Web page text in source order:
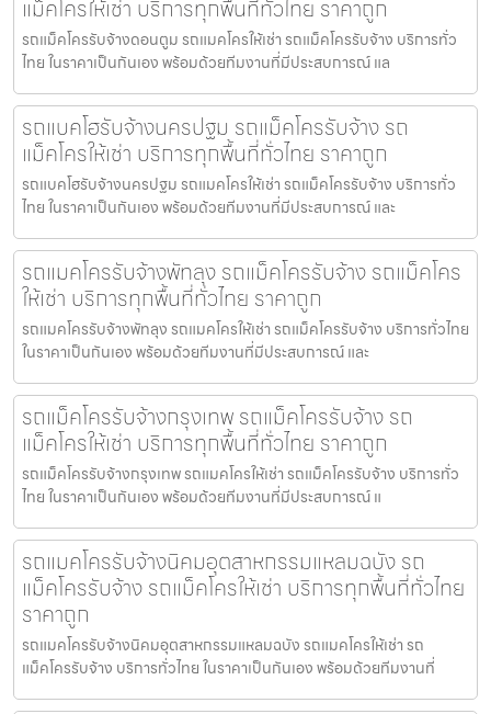
แม็คโครให้เช่า บริการทุกพื้นที่ทั่วไทย ราคาถูก
รถแม็คโครรับจ้างดอนตูม รถแมคโครให้เช่า รถแม็คโครรับจ้าง บริการทั่ว
ไทย ในราคาเป็นกันเอง พร้อมด้วยทีมงานที่มีประสบการณ์ แล
รถแบคโฮรับจ้างนครปฐม รถแม็คโครรับจ้าง รถ
แม็คโครให้เช่า บริการทุกพื้นที่ทั่วไทย ราคาถูก
รถแบคโฮรับจ้างนครปฐม รถแมคโครให้เช่า รถแม็คโครรับจ้าง บริการทั่ว
ไทย ในราคาเป็นกันเอง พร้อมด้วยทีมงานที่มีประสบการณ์ และ
รถแมคโครรับจ้างพัทลุง รถแม็คโครรับจ้าง รถแม็คโคร
ให้เช่า บริการทุกพื้นที่ทั่วไทย ราคาถูก
รถแมคโครรับจ้างพัทลุง รถแมคโครให้เช่า รถแม็คโครรับจ้าง บริการทั่วไทย
ในราคาเป็นกันเอง พร้อมด้วยทีมงานที่มีประสบการณ์ และ
รถแม็คโครรับจ้างกรุงเทพ รถแม็คโครรับจ้าง รถ
แม็คโครให้เช่า บริการทุกพื้นที่ทั่วไทย ราคาถูก
รถแม็คโครรับจ้างกรุงเทพ รถแมคโครให้เช่า รถแม็คโครรับจ้าง บริการทั่ว
ไทย ในราคาเป็นกันเอง พร้อมด้วยทีมงานที่มีประสบการณ์ แ
รถแมคโครรับจ้างนิคมอุตสาหกรรมแหลมฉบัง รถ
แม็คโครรับจ้าง รถแม็คโครให้เช่า บริการทุกพื้นที่ทั่วไทย
ราคาถูก
รถแมคโครรับจ้างนิคมอุตสาหกรรมแหลมฉบัง รถแมคโครให้เช่า รถ
แม็คโครรับจ้าง บริการทั่วไทย ในราคาเป็นกันเอง พร้อมด้วยทีมงานที่